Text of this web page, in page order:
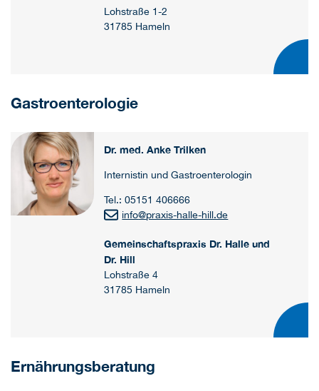
Lohstraße 1-2
31785 Hameln
Gastroenterologie
Dr. med. Anke Trilken
Internistin und Gastroenterologin
Tel.: 05151 406666
info@praxis-halle-hill.de
Gemeinschaftspraxis Dr. Halle und
Dr. Hill
Lohstraße 4
31785 Hameln
Ernährungsberatung